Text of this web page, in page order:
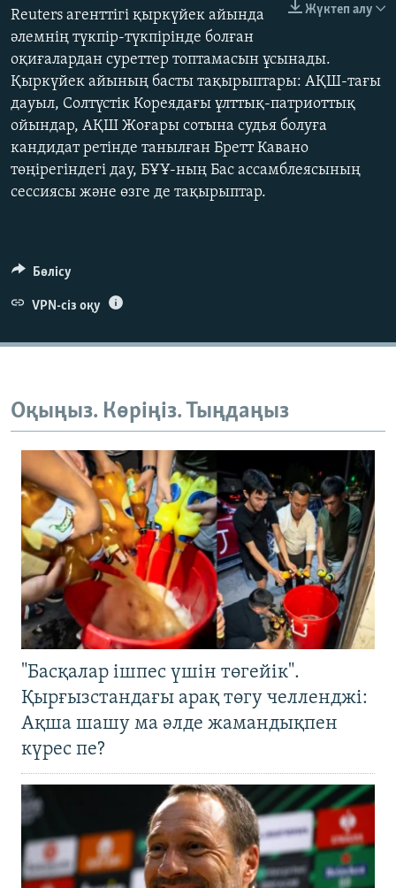
ЖАЗЫЛЫҢЫЗ
Басқа тілдерде
Жүктеп алу
Reuters агенттігі қыркүйек айында
әлемнің түкпір-түкпірінде болған
оқиғалардан суреттер топтамасын ұсынады.
Қыркүйек айының басты тақырыптары: АҚШ-тағы
дауыл, Солтүстік Кореядағы ұлттық-патриоттық
ойындар, АҚШ Жоғары сотына судья болуға
кандидат ретінде танылған Бретт Кавано
төңірегіндегі дау, БҰҰ-ның Бас ассамблеясының
сессиясы және өзге де тақырыптар.
Бөлісу
VPN-сіз оқу
Оқыңыз. Көріңіз. Тыңдаңыз
"Басқалар ішпес үшін төгейік".
Қырғызстандағы арақ төгу челленджі:
Ақша шашу ма әлде жамандықпен
күрес пе?